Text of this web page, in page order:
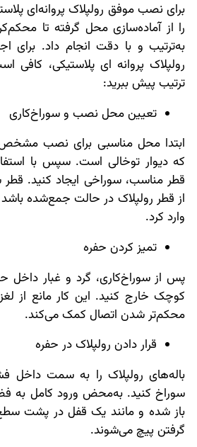
برای نصب موفق رولپلاک پروانه‌ای
را از آماده‌سازی محل گرفته تا
به‌ترتیب و با دقت انجام داد. برای
رولپلاک پروانه ای پلاستیکی، کافی
ترتیب پیش ببرید:
تعیین محل نصب و سوراخ‌کاری
ابتدا محل مناسبی برای نصب
که دیوار توخالی است. سپس با
قطر مناسب، سوراخی ایجاد کنید. قطر
از قطر رولپلاک در حالت جمع‌شده باشد
وارد کرد.
تمیز کردن حفره
پس از سوراخ‌کاری، گرد و غبار داخل
کوچک خارج کنید. این کار مانع از
محکم‌تر شدن اتصال کمک می‌کند.
قرار دادن رولپلاک در حفره
باله‌های رولپلاک را به سمت داخل
سوراخ کنید. به‌محض ورود کامل به
باز شده و مانند یک قفل در پشت سطح
گرفتن پیچ می‌شوند.